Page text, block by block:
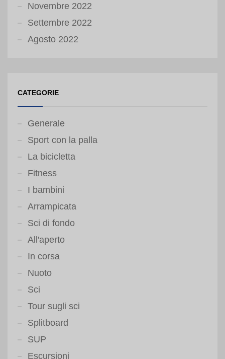
Novembre 2022
Settembre 2022
Agosto 2022
CATEGORIE
Generale
Sport con la palla
La bicicletta
Fitness
I bambini
Arrampicata
Sci di fondo
All'aperto
In corsa
Nuoto
Sci
Tour sugli sci
Splitboard
SUP
Escursioni